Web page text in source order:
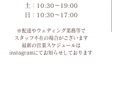
土：10:30～19:00
​日：10:30～17:00
※配達やウェディング業務等で
スタッフ不在の場合がございます
最新の営業スケジュールは
instagramにてお知らせしております